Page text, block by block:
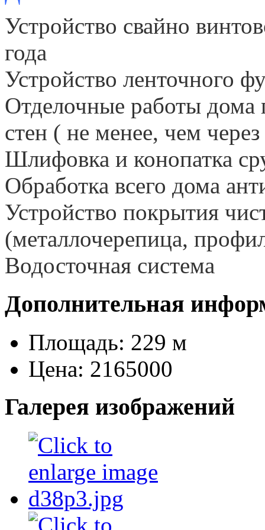
Устройство свайно
года
Устройство ленточного
Отделочные работы дома
стен ( не менее, чем
Шлифовка и конопатка
Обработка всего дома
Устройство покрытия
(металлочерепица,
Водосточная система
Дополнительная
Площадь: 229 м
Цена: 2165000
Галерея изображений